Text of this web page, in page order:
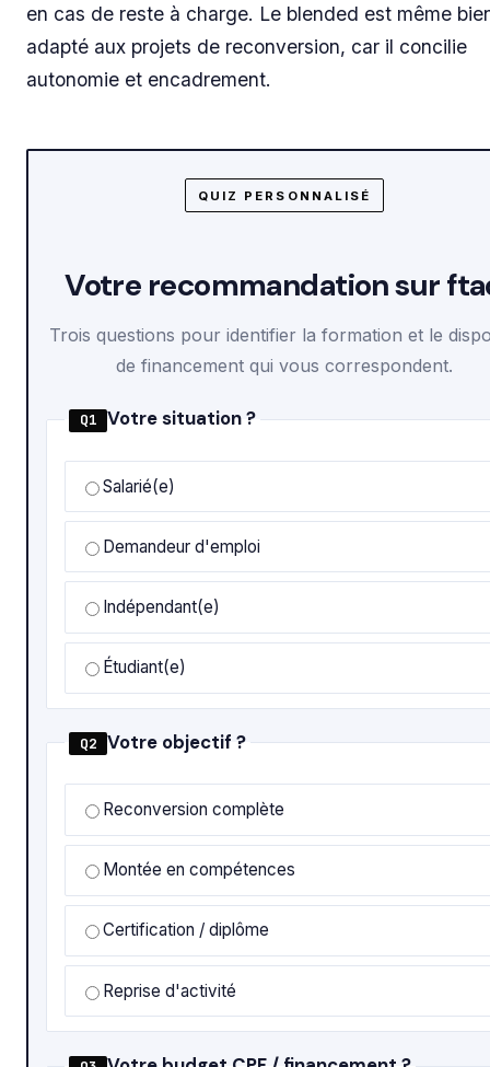
en cas de reste à charge. Le blended est même
adapté aux projets de reconversion, car il concilie
autonomie et encadrement.
QUIZ PERSONNALISÉ
Votre recommandation sur
Trois questions pour identifier la formation et le
de financement qui vous correspondent.
Q1 Votre situation ?
Salarié(e)
Demandeur d'emploi
Indépendant(e)
Étudiant(e)
Q2 Votre objectif ?
Reconversion complète
Montée en compétences
Certification / diplôme
Reprise d'activité